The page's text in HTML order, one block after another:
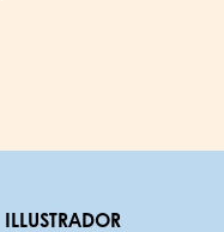
ILLUSTRADOR